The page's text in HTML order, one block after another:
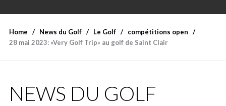
Home News du Golf Le Golf
compétitions open
28 mai 2023: «Very Golf Trip» au golf de Saint Clair
NEWS DU GOLF